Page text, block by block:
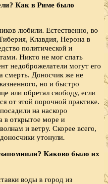
Как в Риме было
любили. Естественно, во
Клавдия, Нерона в
политической и
Никто не мог спать
недоброжелатели могут его
смерть. Доносчик же не
но и быстро
или обретал свободу, если
от этой порочной практике.
на наскоро
в открытое море и
и ветру. Скорее всего,
утонули.
Каково было их
воды в город из